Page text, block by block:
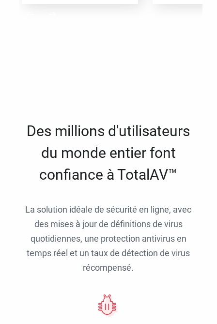
Des millions d'utilisateurs
du monde entier font
confiance à TotalAV™
La solution idéale de sécurité en ligne, avec
des mises à jour de définitions de virus
quotidiennes, une protection antivirus en
temps réel et un taux de détection de virus
récompensé.